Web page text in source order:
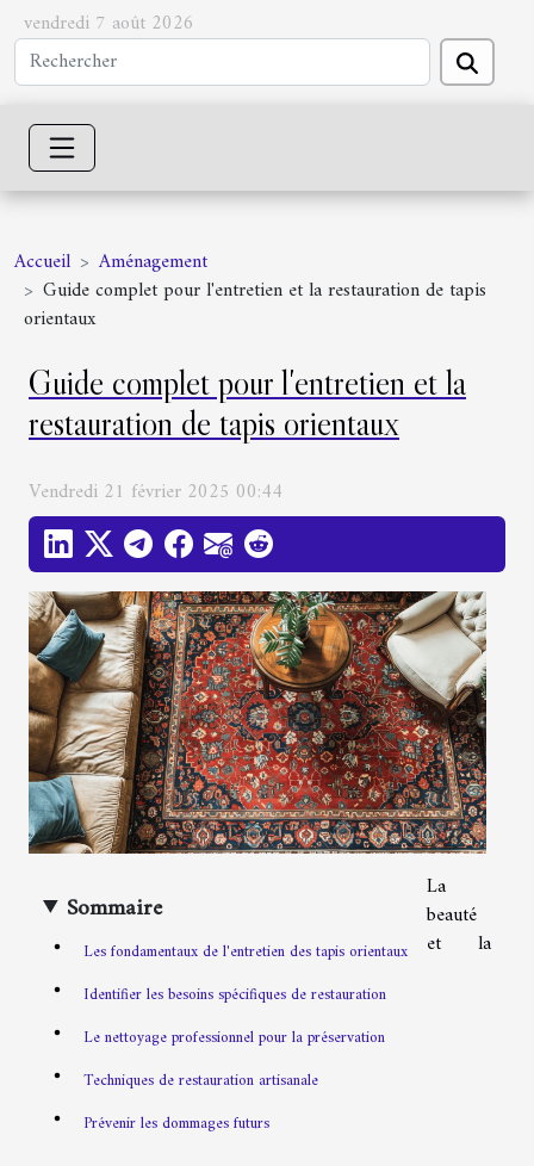
vendredi 7 août 2026
Accueil
Aménagement
Guide complet pour l'entretien et la restauration de tapis
orientaux
Guide complet pour l'entretien et la
restauration de tapis orientaux
Vendredi 21 février 2025 00:44
Sommaire
Les fondamentaux de l'entretien des tapis orientaux
Identifier les besoins spécifiques de restauration
Le nettoyage professionnel pour la préservation
Techniques de restauration artisanale
Prévenir les dommages futurs
La
beauté
et la